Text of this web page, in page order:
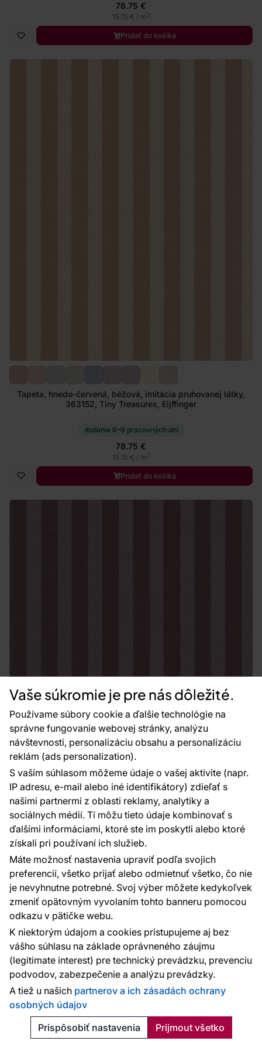
Vaše súkromie je pre nás dôležité.
Používame súbory cookie a ďalšie technológie na
správne fungovanie webovej stránky, analýzu
návštevnosti, personalizáciu obsahu a personalizáciu
reklám (ads personalization).
S vaším súhlasom môžeme údaje o vašej aktivite (napr.
IP adresu, e-mail alebo iné identifikátory) zdieľať s
našimi partnermi z oblasti reklamy, analytiky a
sociálnych médií. Tí môžu tieto údaje kombinovať s
ďalšími informáciami, ktoré ste im poskytli alebo ktoré
získali pri používaní ich služieb.
Máte možnosť nastavenia upraviť podľa svojich
preferencií, všetko prijať alebo odmietnuť všetko, čo nie
je nevyhnutne potrebné. Svoj výber môžete kedykoľvek
zmeniť opätovným vyvolaním tohto banneru pomocou
odkazu v pätičke webu.
K niektorým údajom a cookies pristupujeme aj bez
vášho súhlasu na základe oprávneného záujmu
(legitimate interest) pre technický prevádzku, prevenciu
podvodov, zabezpečenie a analýzu prevádzky.
A tiež u našich partnerov a ich zásadách ochrany
osobných údajov
Prispôsobiť nastavenia
Prijmout všetko
78.75 €
15.15 € / m2
Pridať do košíka
Tapeta, hnedo-červená, béžová, imitácia pruhovanej látky,
363152, Tiny Treasures, Eijffinger
dodanie 6–9 pracovných dní
78.75 €
15.15 € / m2
Pridať do košíka
Tapeta, vínová, ružová, imitácia pruhovanej látky, 363153,
Tiny Treasures, Eijffinger
dodanie 6–9 pracovných dní
78.75 €
15.15 € / m